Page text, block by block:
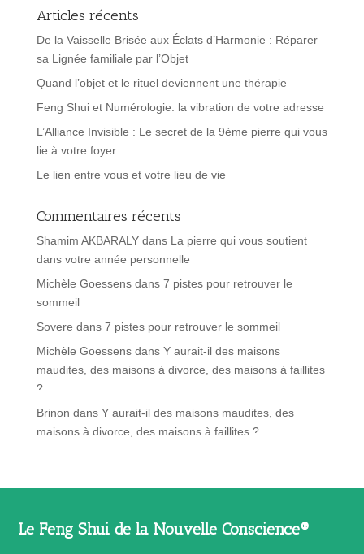
Articles récents
De la Vaisselle Brisée aux Éclats d’Harmonie : Réparer
sa Lignée familiale par l’Objet
Quand l’objet et le rituel deviennent une thérapie
Feng Shui et Numérologie: la vibration de votre adresse
L’Alliance Invisible : Le secret de la 9ème pierre qui vous
lie à votre foyer
Le lien entre vous et votre lieu de vie
Commentaires récents
Shamim AKBARALYdans La pierre qui vous soutient
dans votre année personnelle
Michèle Goessensdans 7 pistes pour retrouver le
sommeil
Sovere dans 7 pistes pour retrouver le sommeil
Michèle Goessensdans Y aurait-il des maisons
maudites, des maisons à divorce, des maisons à faillites
?
Brinon dans Y aurait-il des maisons maudites, des
maisons à divorce, des maisons à faillites ?
Le Feng Shui de la Nouvelle Conscience®